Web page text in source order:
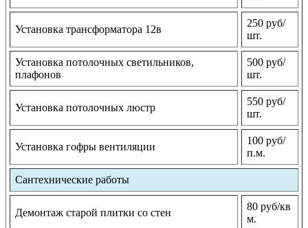
Установка трансформатора 12в
250 руб/
шт.
Установка потолочных светильников,
плафонов
500 руб/
шт.
Установка потолочных люстр
550 руб/
шт.
Установка гофры вентиляции
100 руб/
п.м.
Сантехнические работы
Демонтаж старой плитки со стен
80 руб/кв
м.